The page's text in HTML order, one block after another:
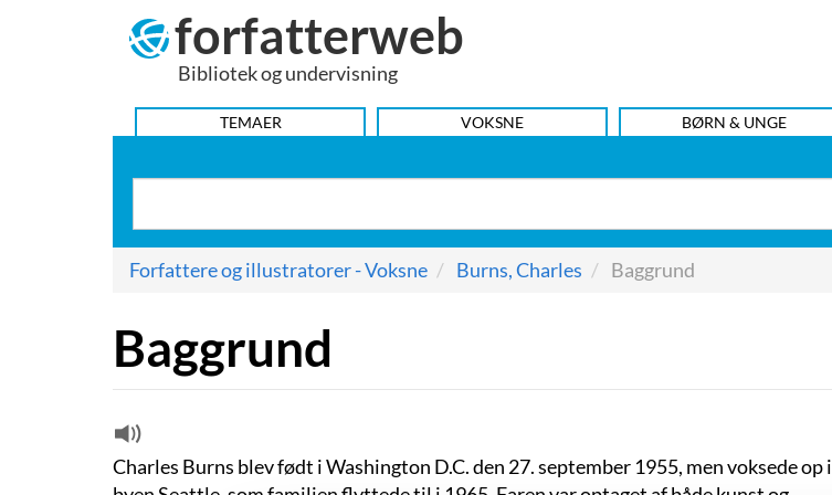
forfatterweb
Bibliotek og undervisning
HOVEDMENU
TEMAER VOKSNE BØRN & UNGE
Forfattere og illustratorer - Voksne Burns, Charles Baggrund
Baggrund
Charles Burns blev født i Washington D.C. den 27. september 1955, men voksede op i